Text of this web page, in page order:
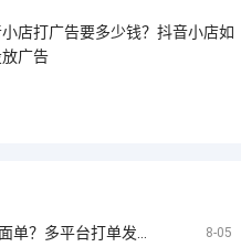
店打广告要多少钱？抖音小店如
广告
8-05